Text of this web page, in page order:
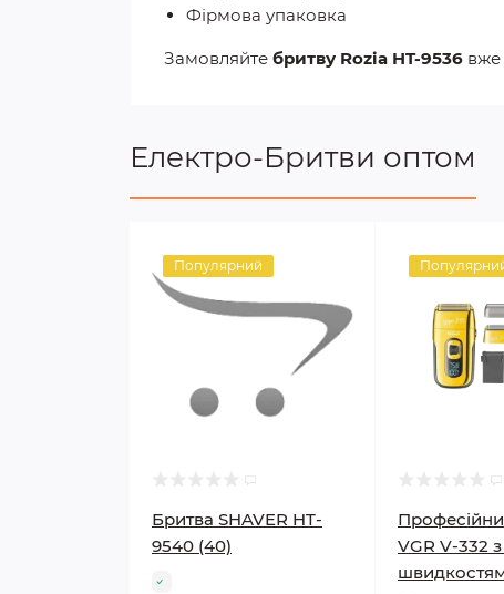
Фірмова упаковка
Замовляйте бритву Rozia HT-9536 вже
Електро-Бритви оптом
Популярний
Бритва SHAVER HT-
9540 (40)
VGR V-332